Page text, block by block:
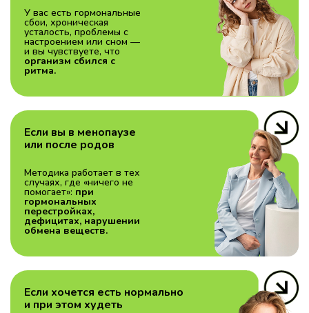
У вас есть гормональные
сбои, хроническая
усталость, проблемы с
настроением или сном —
и вы чувствуете, что
организм сбился с
ритма.
Если вы в менопаузе
или после родов
Методика работает в тех
случаях, где «ничего не
помогает»: при
гормональных
перестройках,
дефицитах, нарушении
обмена веществ.
Если хочется есть нормально
и при этом худеть